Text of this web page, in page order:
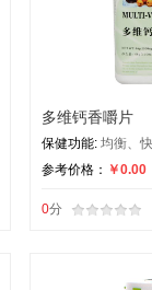
多维钙香嚼片
保健功能: 均衡、
参考价格： ￥0.00
0分